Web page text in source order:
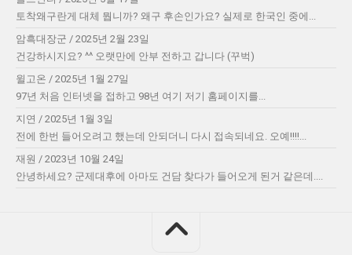
토착왜구란게 대체 뭡니까? 왜구 후손인가요? 실제로 한국인 중에...
암흑대장군 / 2025년 2월 23일
건강하시지요? ^^ 오랫만에 안부 전하고 갑니다 (꾸벅)
윌고온 / 2025년 1월 27일
97년 처음 인터넷을 접하고 98년 여기 저기 홈페이지를...
지연 / 2025년 1월 3일
전에 한번 들어오려고 했는데 안되더니 다시 접속되네요. 오예!!!!...
재원 / 2023년 10월 24일
안녕하세요? 군제대후에 아마도 건담 찾다가 들어오게 된거 같은데....